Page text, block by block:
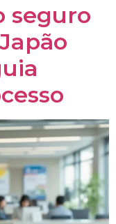
seguro